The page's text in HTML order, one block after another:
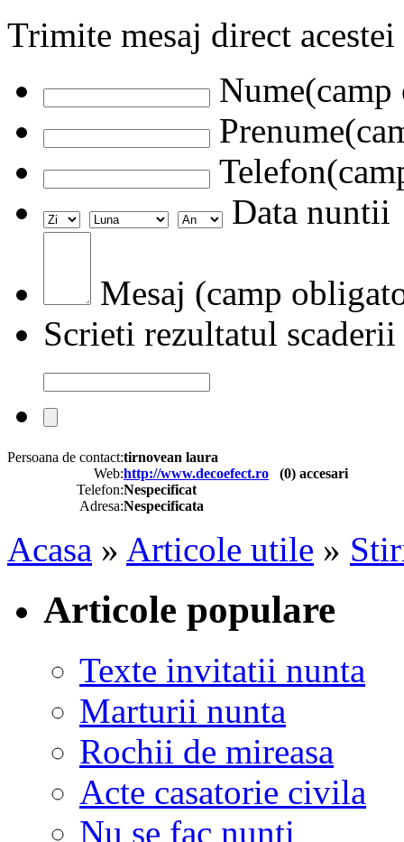
Trimite mesaj direct
Data nuntii
Mesaj (camp
Scrieti rezultatul scaderii
Persoana de contact:tirnovean laura
Web:http://www.decoefect.ro (0) accesari
Telefon:Nespecificat
Adresa:Nespecificata
Acasa » Articole utile »
Articole populare
Texte invitatii nunta
Marturii nunta
Rochii de mireasa
Acte casatorie civila
Nu se fac nunti